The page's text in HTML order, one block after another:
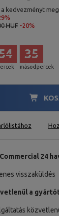
kedvezményt
HUF -20%
másodpercek
34
24
visszaküldés
a